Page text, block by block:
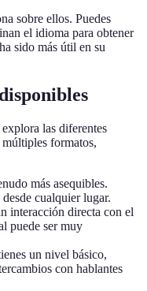
sobre ellos. Puedes
el idioma para obtener
sido más útil en su
las diferentes
formatos,
más asequibles.
cualquier lugar.
interacción directa con el
puede ser muy
un nivel básico,
con hablantes